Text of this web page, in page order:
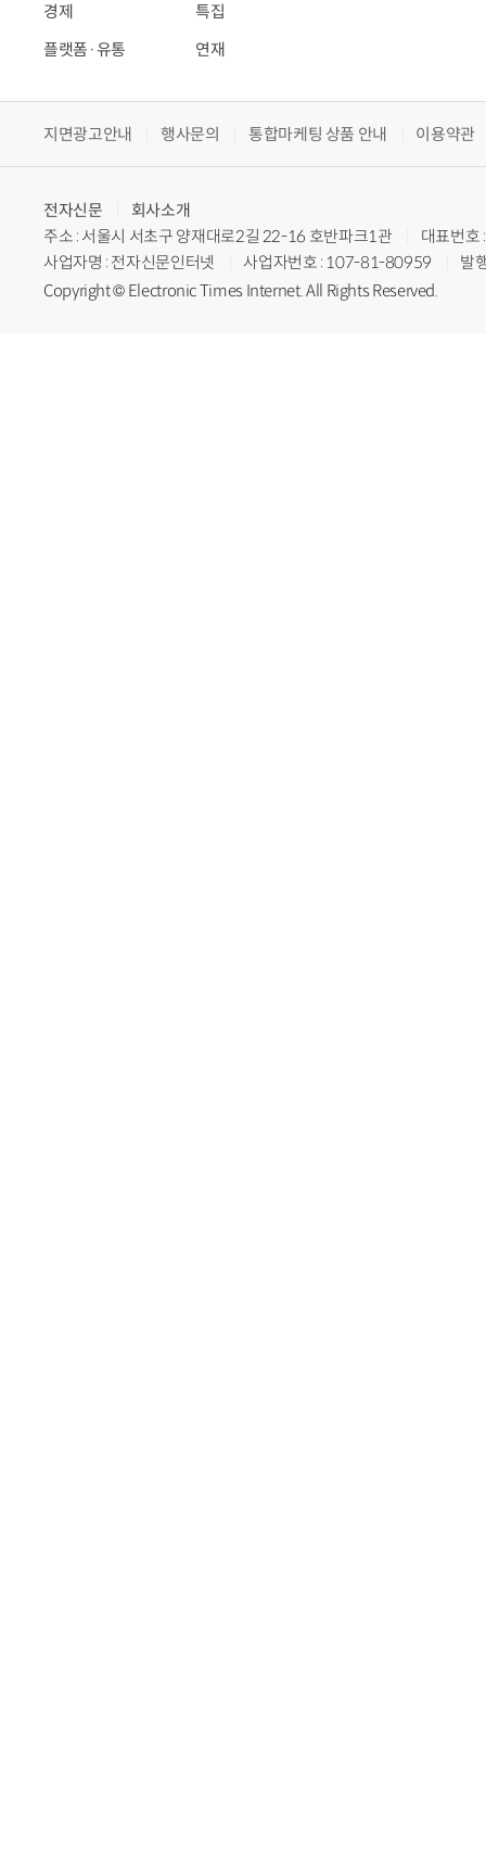
경제
플랫폼·유통
특집
연재
지면광고안내 행사문의 통합마케팅 상품 안내 이용약관
전자신문
회사소개
주소 : 서울시 서초구 양재대로2길 22-16 호반파크1관
대표번
사업자명 : 전자신문인터넷
사업자번호 : 107-81-80959
발
Copyright © Electronic Times Internet. All Rights Reserved.